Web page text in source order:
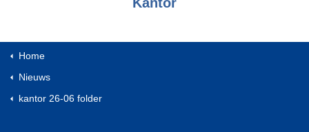
Home
Nieuws
kantor 26-06 folder